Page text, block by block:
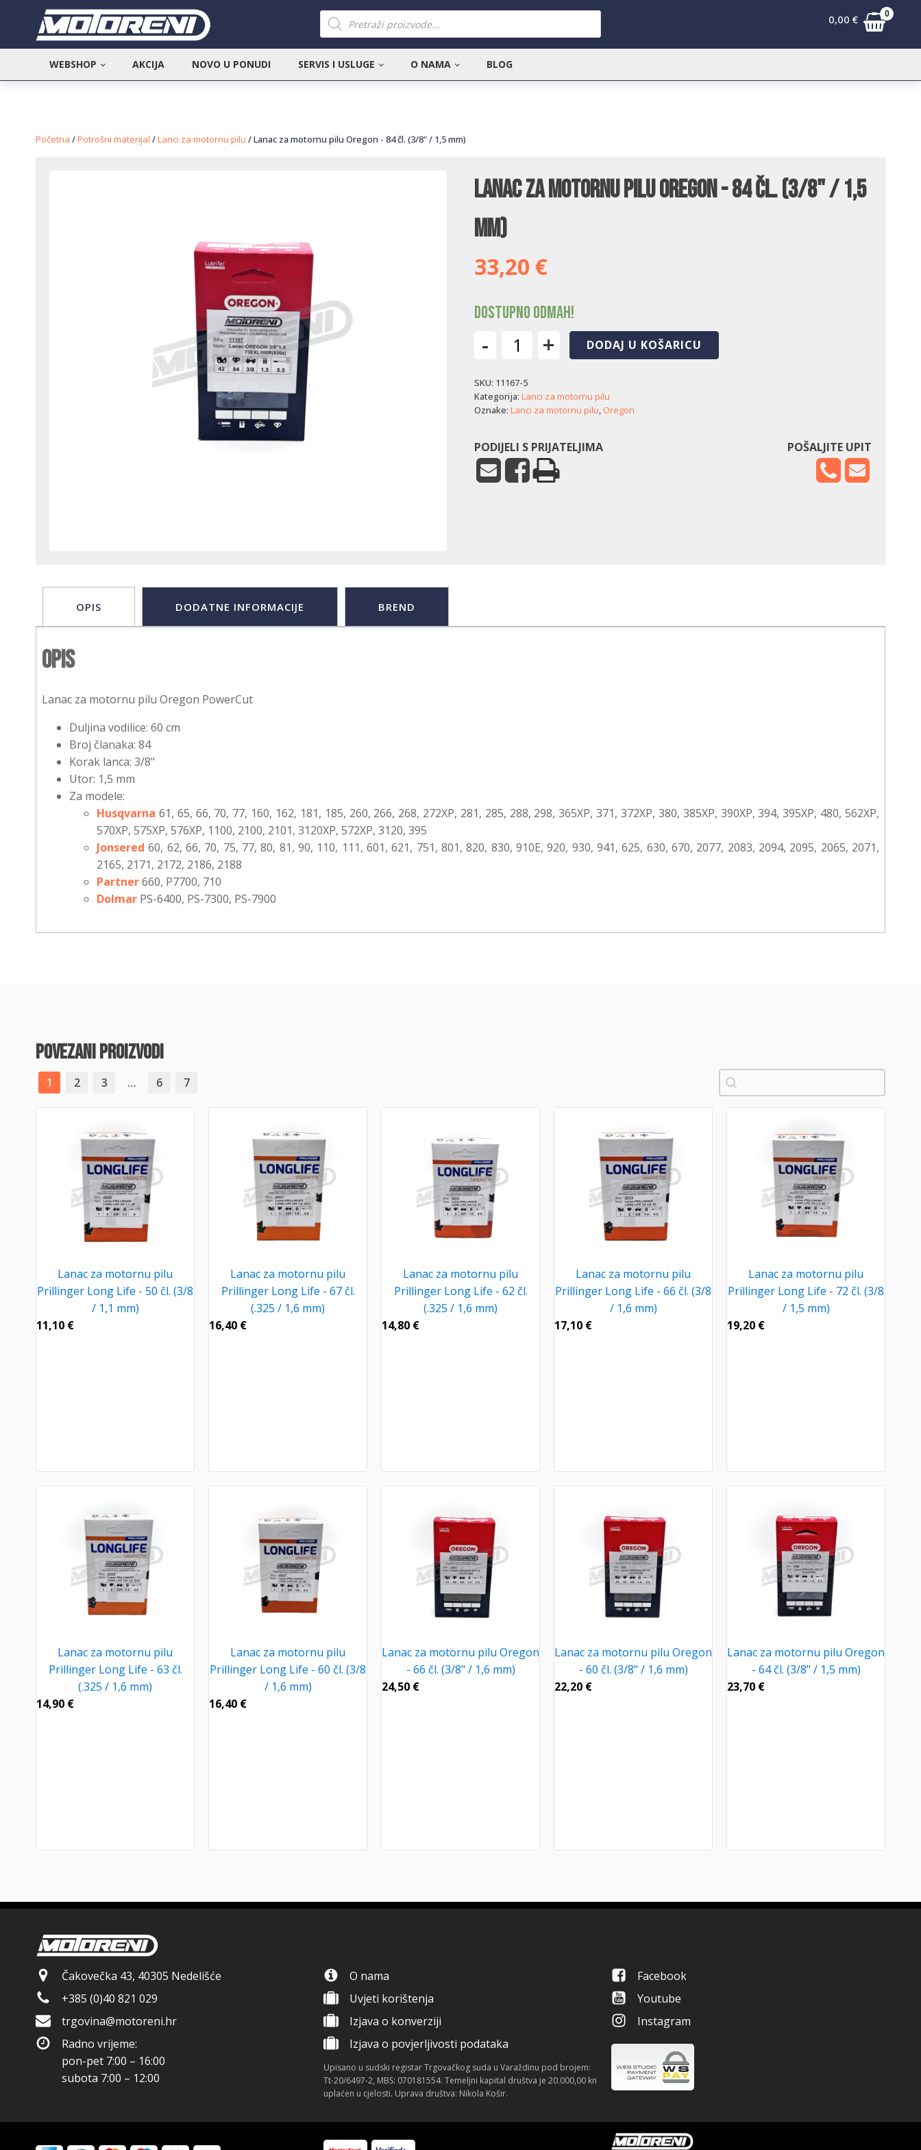
Products
search
0,00 € 0
WEBSHOP AKCIJA NOVO U PONUDI SERVIS I USLUGE O NAMA BLOG
Početna /Potrošni materijal /Lanci za motornu pilu / Lanac za motornu pilu Oregon - 84 čl. (3/8" / 1,5 mm)
Lanac za motornu pilu Oregon - 84 čl. (3/8" / 1,5
mm)
33,20 €
Dostupno odmah!
-
motornu
pilu
Oregon
čl.
(3/8"
+ DODAJ U KOŠARICU
SKU: 11167-5
Kategorija: Lanci za motornu pilu
Oznake: Lanci za motornu pilu, Oregon
PODIJELI S PRIJATELJIMA POŠALJITE UPIT
OPIS DODATNE INFORMACIJE BREND
Opis
Lanac za motornu pilu Oregon PowerCut
Duljina vodilice: 60 cm
Broj članaka: 84
Korak lanca: 3/8"
Utor: 1,5 mm
Za modele:
Husqvarna 61, 65, 66, 70, 77, 160, 162, 181, 185, 260, 266, 268, 272XP, 281, 285, 288, 298, 365XP, 371, 372XP, 380, 385XP, 390XP, 394, 395XP, 480, 562XP,
570XP, 575XP, 576XP, 1100, 2100, 2101, 3120XP, 572XP, 3120, 395
Jonsered 60, 62, 66, 70, 75, 77, 80, 81, 90, 110, 111, 601, 621, 751, 801, 820, 830, 910E, 920, 930, 941, 625, 630, 670, 2077, 2083, 2094, 2095, 2065, 2071,
2165, 2171, 2172, 2186, 2188
Partner660, P7700, 710
Dolmar PS-6400, PS-7300, PS-7900
povezani proizvodi
1 2 3 … 6 7 Pretraži
Lanac za motornu pilu
Prillinger Long Life - 50 čl. (3/8
/ 1,1 mm)
11,10 €
Lanac za motornu pilu
Prillinger Long Life - 67 čl.
(.325 / 1,6 mm)
16,40 €
Lanac za motornu pilu
Prillinger Long Life - 62 čl.
(.325 / 1,6 mm)
14,80 €
Lanac za motornu pilu
Prillinger Long Life - 66 čl. (3/8
/ 1,6 mm)
17,10 €
Lanac za motornu pilu
Prillinger Long Life - 72 čl. (3/8
/ 1,5 mm)
19,20 €
Lanac za motornu pilu
Prillinger Long Life - 63 čl.
(.325 / 1,6 mm)
14,90 €
Lanac za motornu pilu
Prillinger Long Life - 60 čl. (3/8
/ 1,6 mm)
16,40 €
Lanac za motornu pilu Oregon
- 66 čl. (3/8" / 1,6 mm)
24,50 €
Lanac za motornu pilu Oregon
- 60 čl. (3/8" / 1,6 mm)
22,20 €
Lanac za motornu pilu Oregon
- 64 čl. (3/8" / 1,5 mm)
23,70 €
Čakovečka 43, 40305 Nedelišće
+385 (0)40 821 029
trgovina@motoreni.hr
Radno vrijeme:
pon-pet 7:00 – 16:00
subota 7:00 – 12:00
O nama
Uvjeti korištenja
Izjava o konverziji
Izjava o povjerljivosti podataka
Upisano u sudski registar Trgovačkog suda u Varaždinu pod brojem:
Tt-20/6497-2, MBS: 070181554. Temeljni kapital društva je 20.000,00 kn
uplaćen u cjelosti. Uprava društva: Nikola Košir.
Facebook
Youtube
Instagram